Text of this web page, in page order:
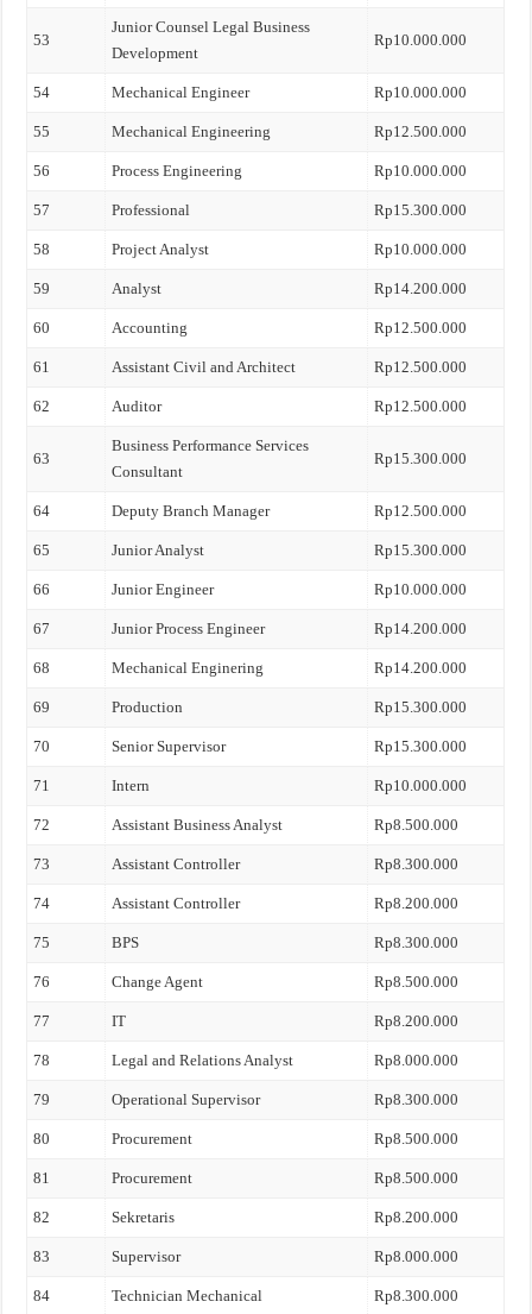
53
Junior Counsel Legal Business
Development
Rp10.000.000
54 Mechanical Engineer Rp10.000.000
55 Mechanical Engineering Rp12.500.000
56 Process Engineering Rp10.000.000
57 Professional Rp15.300.000
58 Project Analyst Rp10.000.000
59 Analyst Rp14.200.000
60 Accounting Rp12.500.000
61 Assistant Civil and Architect Rp12.500.000
62 Auditor Rp12.500.000
63
Business Performance Services
Consultant
Rp15.300.000
64 Deputy Branch Manager Rp12.500.000
65 Junior Analyst Rp15.300.000
66 Junior Engineer Rp10.000.000
67 Junior Process Engineer Rp14.200.000
68 Mechanical Enginering Rp14.200.000
69 Production Rp15.300.000
70 Senior Supervisor Rp15.300.000
71 Intern Rp10.000.000
72 Assistant Business Analyst Rp8.500.000
73 Assistant Controller Rp8.300.000
74 Assistant Controller Rp8.200.000
75 BPS Rp8.300.000
76 Change Agent Rp8.500.000
77 IT Rp8.200.000
78 Legal and Relations Analyst Rp8.000.000
79 Operational Supervisor Rp8.300.000
80 Procurement Rp8.500.000
81 Procurement Rp8.500.000
82 Sekretaris Rp8.200.000
83 Supervisor Rp8.000.000
84 Technician Mechanical Rp8.300.000